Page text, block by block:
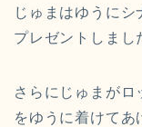
じゅまはゆうに
プレゼントしまし
さらにじゅまがロ
をゆうに着けてあ